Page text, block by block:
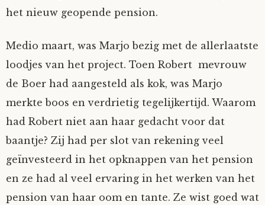
het nieuw geopende pension.
Medio maart, was Marjo bezig met de allerlaatste
loodjes van het project. Toen Robert mevrouw
de Boer had aangesteld als kok, was Marjo
merkte boos en verdrietig tegelijkertijd. Waarom
had Robert niet aan haar gedacht voor dat
baantje? Zij had per slot van rekening veel
geïnvesteerd in het opknappen van het pension
en ze had al veel ervaring in het werken van het
pension van haar oom en tante. Ze wist goed wat